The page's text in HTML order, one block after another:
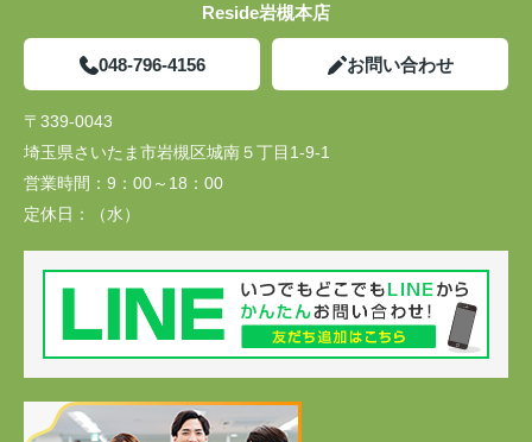
Reside岩槻本店
048-796-4156 お問い合わせ
〒339-0043
埼玉県さいたま市岩槻区城南５丁目1-9-1
営業時間： 9：00～18：00
定休日：
（水）